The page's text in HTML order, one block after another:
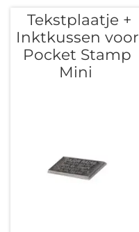
Tekstplaatje +
Inktkussen voor
Pocket Stamp
Mini